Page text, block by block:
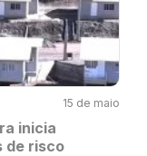
15 de maio
inicia
de risco